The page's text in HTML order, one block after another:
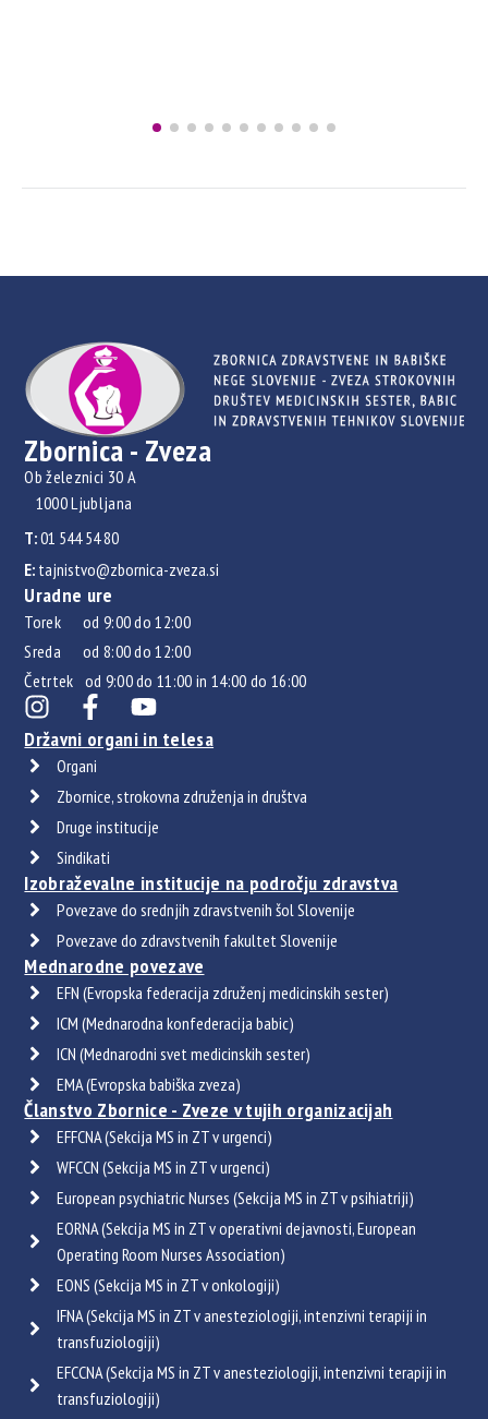
Zbornica - Zveza
Ob železnici 30 A
1000 Ljubljana
T:01 544 54 80
E: tajnistvo@zbornica-zveza.si
Uradne ure
Torek od 9:00 do 12:00
Sreda od 8:00 do 12:00
Četrtek od 9:00 do 11:00 in 14:00 do 16:00
Državni organi in telesa
Organi
Zbornice, strokovna združenja in društva
Druge institucije
Sindikati
Izobraževalne institucije na področju zdravstva
Povezave do srednjih zdravstvenih šol Slovenije
Povezave do zdravstvenih fakultet Slovenije
Mednarodne povezave
EFN (Evropska federacija združenj medicinskih sester)
ICM (Mednarodna konfederacija babic)
ICN (Mednarodni svet medicinskih sester)
EMA (Evropska babiška zveza)
Članstvo Zbornice - Zveze v tujih organizacijah
EFFCNA (Sekcija MS in ZT v urgenci)
WFCCN (Sekcija MS in ZT v urgenci)
European psychiatric Nurses (Sekcija MS in ZT v psihiatriji)
EORNA (Sekcija MS in ZT v operativni dejavnosti, European
Operating Room Nurses Association)
EONS (Sekcija MS in ZT v onkologiji)
IFNA (Sekcija MS in ZT v anesteziologiji, intenzivni terapiji in
transfuziologiji)
EFCCNA (Sekcija MS in ZT v anesteziologiji, intenzivni terapiji in
transfuziologiji)